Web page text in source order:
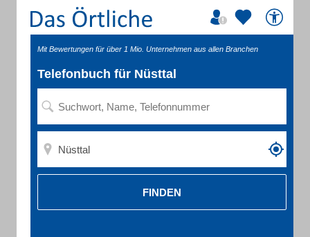
Mit Bewertungen für über 1 Mio. Unternehmen aus allen Branchen
Telefonbuch für Nüsttal
FINDEN